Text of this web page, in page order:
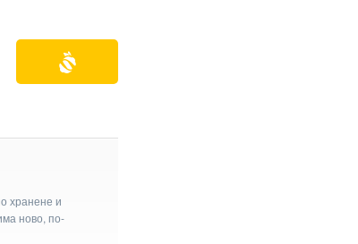
хранене и
ново, по-